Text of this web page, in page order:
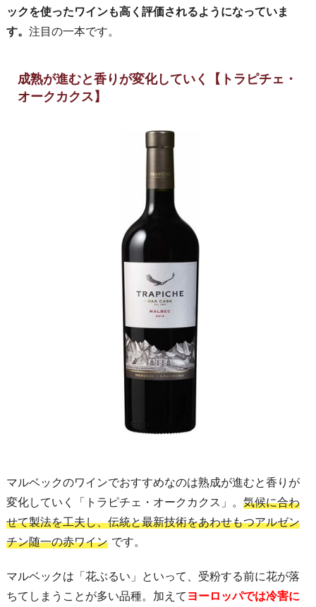
ックを使ったワインも高く評価されるようになっていま
す。 注目の一本です。
成熟が進むと香りが変化していく【トラピチェ・
オークカクス】
マルベックのワインでおすすめなのは熟成が進むと香りが
変化していく「トラピチェ・オークカクス」。 気候に合わ
せて製法を工夫し、伝統と最新技術をあわせもつアルゼン
チン随一の赤ワイン です。
マルベックは「花ぶるい」といって、受粉する前に花が落
ちてしまうことが多い品種。加えて ヨーロッパでは冷害に